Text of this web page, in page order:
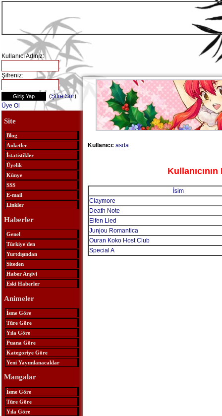
Kullanıcı Adınız:
Şifreniz:
(Şifre Sor)
Üye Ol
Site
Blog
Anketler
İstatistikler
Üyelik
Künye
SSS
E-mail
Linkler
Haberler
Genel
Türkiye'den
Yurtdışından
Siteden
Haber Arşivi
Eski Haberler
Animeler
İsme Göre
Türe Göre
Yıla Göre
Puana Göre
Kategoriye Göre
Yeni Yayımlanacaklar
Mangalar
İsme Göre
Türe Göre
Yıla Göre
Kullanıcı: asda
İsim
Claymore
Death Note
Elfen Lied
Junjou Romantica
Ouran Koko Host Club
Special A